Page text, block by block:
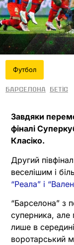
Футбол
Барселона Бетіс
Завдяки
фіналі
Класіко.
Другий
веселішим і
“Реала” і
“Барселона” з
суперника, але
лише в
воротарський